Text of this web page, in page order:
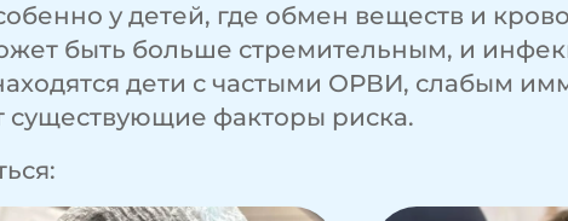
у детей, где обмен веществ и
быть больше стремительным, и
дети с частыми ОРВИ, слабым
существующие факторы риска.